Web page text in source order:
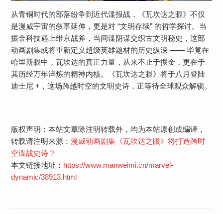
从青铜时代的部落纷争到近代谍报战，《瓦坎达之眼》不仅
是漫威宇宙的叙事延伸，更是对 “文明存续” 的哲学探讨。当
振金科技遇上维京战斧，当间谍阴谋交织古文明秘史，这部
动画剧集或将重新定义超级英雄题材的历史纵深 —— 毕竟在
哈里斯眼中，瓦坎达的真正力量，从来不止于振金，更在于
其历经万年淬炼的精神内核。《瓦坎达之眼》将于八月登陆
迪士尼 +，这场跨越时空的文明史诗，正等待全球观众解锁。
版权声明：本站文章除注明转载外，均为本站原创或编译，
转载请注明来源： 漫威动画剧集《瓦坎达之眼》将打造跨时
空谍战史诗？
本文链接地址： https://www.manweimi.cn/marvel-
dynamic/38913.html